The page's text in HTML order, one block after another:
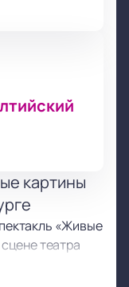
картины
«Живые
театра
билеты